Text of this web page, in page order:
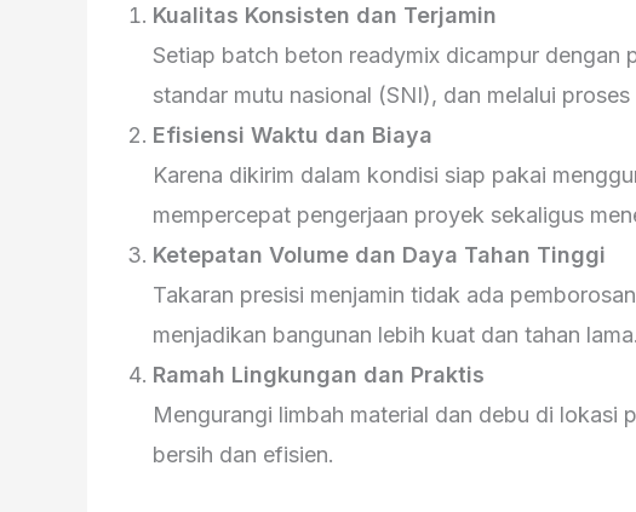
Kualitas Konsisten dan Terjamin
Setiap batch beton readymix dicampur dengan
standar mutu nasional (SNI), dan melalui
Efisiensi Waktu dan Biaya
Karena dikirim dalam kondisi siap pakai
mempercepat pengerjaan proyek sekaligus
Ketepatan Volume dan Daya Tahan Tinggi
Takaran presisi menjamin tidak ada
menjadikan bangunan lebih kuat dan tahan lama.
Ramah Lingkungan dan Praktis
Mengurangi limbah material dan debu di lokasi
bersih dan efisien.